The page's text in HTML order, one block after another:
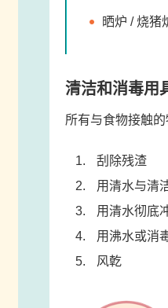
晒炉 / 烧猪
清洁和消毒用
所有与食物接触
刮除残渣
用清水与清
用清水彻底
用沸水或消
风亁